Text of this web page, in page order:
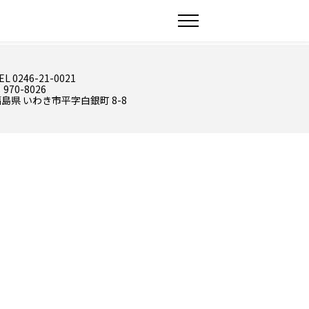
0246-21-0021
970-8026
県 いわき市平字白銀町 8-8